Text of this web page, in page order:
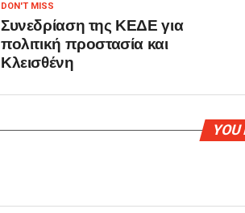
DON'T MISS
Συνεδρίαση της ΚΕΔΕ για
πολιτική προστασία και
Κλεισθένη